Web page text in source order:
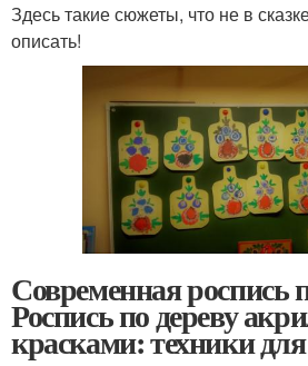
Здесь такие сюжеты, что не в
описать!
Современная роспись
Роспись по дереву
красками: техники